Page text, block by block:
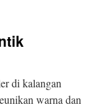
di kalangan
warna dan